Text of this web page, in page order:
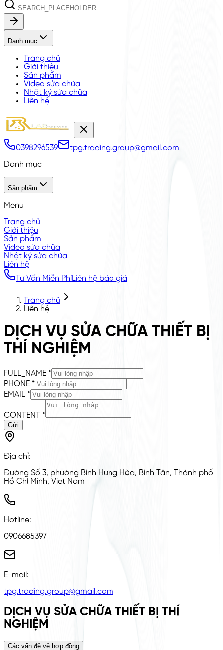
Danh mục
Trang chủ
Giới thiệu
Sản phẩm
Video sửa chữa
Nhật ký sửa chữa
Liên hệ
0398296539
tpg.trading.group@gmail.com
Danh mục
Sản phẩm
Menu
Trang chủ
Giới thiệu
Sản phẩm
Video sửa chữa
Nhật ký sửa chữa
Liên hệ
Tư Vấn Miễn PhíLiên hệ báo giá
Trang chủ
Liên hệ
DỊCH VỤ SỬA CHỮA THIẾT BỊ
THÍ NGHIỆM
FULL_NAME *
PHONE *
EMAIL *
CONTENT *
Gửi
Địa chỉ:
Đường Số 3, phường Bình Hưng Hòa, Bình Tân, Thành phố
Hồ Chí Minh, Viet Nam
Hotline:
0906685397
E-mail :
tpg.trading.group@gmail.com
DỊCH VỤ SỬA CHỮA THIẾT BỊ THÍ
NGHIỆM
Các vấn đề về hợp đồng